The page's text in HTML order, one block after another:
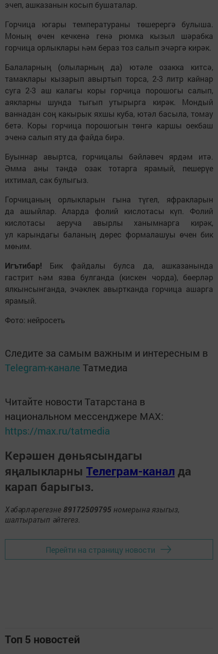
эчеп, ашказанын косып бушаталар.
Горчица югары температураны төшерергә булыша.
Моның өчен кечкенә генә рюмка кызыл шәрабка
горчица орлыклары һәм бераз тоз салып эчәргә кирәк.
Балаларның (олыларның да) ютәле озакка китсә,
тамаклары кызарып авыртып торса, 2-3 литр кайнар
суга 2-3 аш калагы коры горчица порошогы салып,
аякларны шунда тыгып утырырга кирәк. Мондый
ваннадан соң какырык яхшы куба, ютәл басыла, томау
бетә. Коры горчица порошогын төнгә каршы оекбаш
эченә салып яту да файда бирә.
Буыннар авыртса, горчицалы бәйләвеч ярдәм итә.
Әмма аны тәндә озак тотарга ярамый, пешерүе
ихтимал, сак булыгыз.
Горчицаның орлыкларын гына түгел, яфракларын
да ашыйлар. Аларда фолий кислотасы күп. Фолий
кислотасы аеруча авырлы ханымнарга кирәк,
ул карындагы баланың дөрес формалашуы өчен бик
мөһим.
Игътибар! Бик файдалы булса да, ашказанында
гастрит һәм язва булганда (кискен чорда), бөерләр
ялкынсынганда, эчәклек авыртканда горчица ашарга
ярамый.
Фото: нейросеть
Следите за самым важным и интересным в
Telegram-канале Татмедиа
Читайте новости Татарстана в
национальном мессенджере MАХ:
https://max.ru/tatmedia
Керәшен дөньясындагы
яңалыкларны Телеграм-канал да
карап барыгыз.
Хәбәрләрегезне 89172509795 номерына языгыз,
шалтыратып әйтегез.
Перейти на страницу новости
Топ 5 новостей